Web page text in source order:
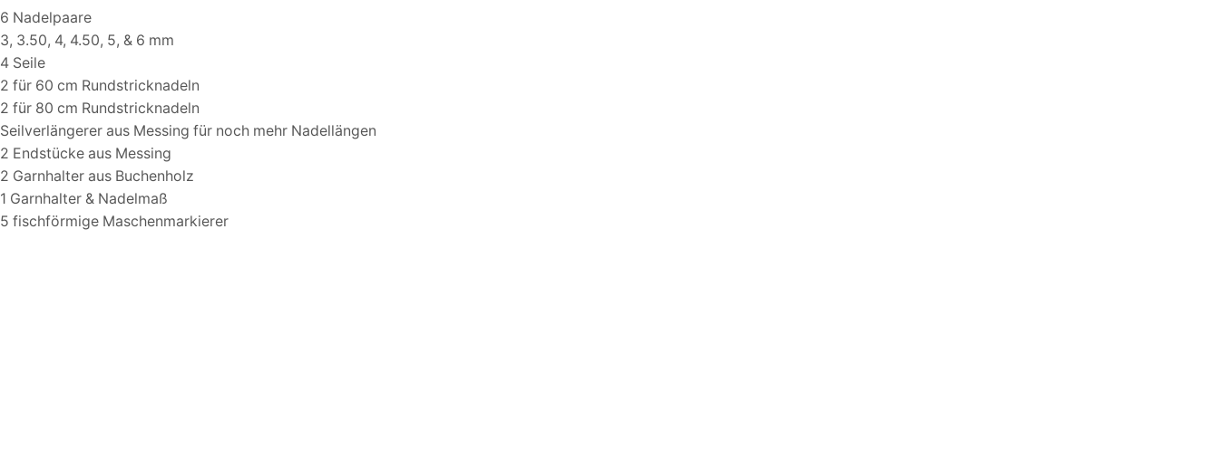
6 Nadelpaare
3, 3.50, 4, 4.50, 5, & 6 mm
4 Seile
2 für 60 cm Rundstricknadeln
2 für 80 cm Rundstricknadeln
Seilverlängerer aus Messing für noch mehr Nadellängen
2 Endstücke aus Messing
2 Garnhalter aus Buchenholz
1 Garnhalter & Nadelmaß
5 fischförmige Maschenmarkierer